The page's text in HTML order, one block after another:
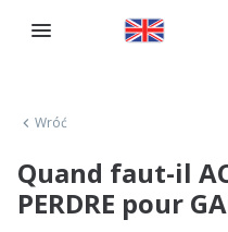
Wróć
Quand faut-il
PERDRE pour